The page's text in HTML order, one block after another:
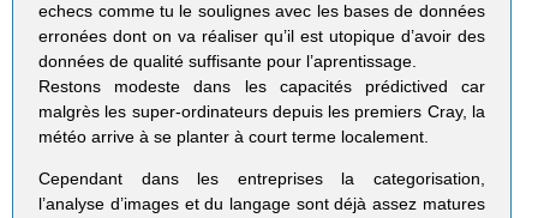
echecs comme tu le soulignes avec les bases de données
erronées dont on va réaliser qu’il est utopique d’avoir des
données de qualité suffisante pour l’aprentissage.
Restons modeste dans les capacités prédictived car
malgrès les super-ordinateurs depuis les premiers Cray, la
météo arrive à se planter à court terme localement.
Cependant dans les entreprises la categorisation,
l’analyse d’images et du langage sont déjà assez matures